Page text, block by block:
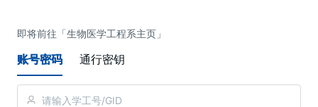
即将前往「生物医学工程系主页」
账号密码 通行密钥